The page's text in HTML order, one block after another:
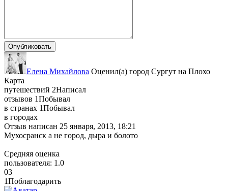
Елена Михайлова Оценил(а) город Сургут на Плохо
Карта
путешествий 2Написал
отзывов 1Побывал
в странах 1Побывал
в городах
Отзыв написан 25 января, 2013, 18:21
Мухосpанск а не город, дыра и болото
Средняя оценка
пользователя: 1.0
03
1Поблагодарить